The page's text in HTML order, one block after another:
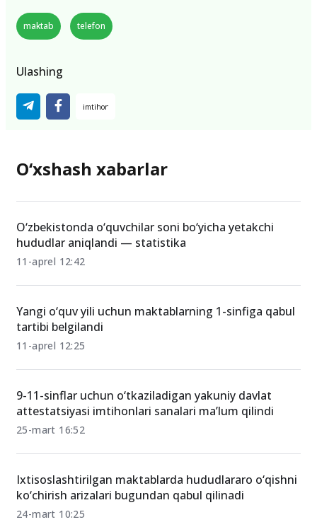
maktab telefon
Ulashing
O‘xshash xabarlar
O‘zbekistonda o‘quvchilar soni bo‘yicha yetakchi
hududlar aniqlandi — statistika
11-aprel 12:42
Yangi o‘quv yili uchun maktablarning 1-sinfiga qabul
tartibi belgilandi
11-aprel 12:25
9-11-sinflar uchun o‘tkaziladigan yakuniy davlat
attestatsiyasi imtihonlari sanalari ma’lum qilindi
25-mart 16:52
Ixtisoslashtirilgan maktablarda hududlararo o‘qishni
ko‘chirish arizalari bugundan qabul qilinadi
24-mart 10:25